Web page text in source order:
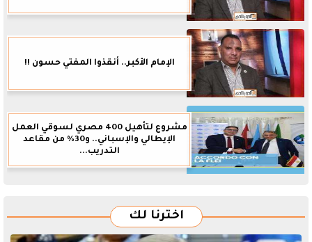
الإمام الأكبر.. أنقذوا المفتي حسون !!
مشروع لتأهيل 400 مصري لسوقي العمل
الإيطالي والإسباني.. و30% من مقاعد
التدريب...
اخترنا لك